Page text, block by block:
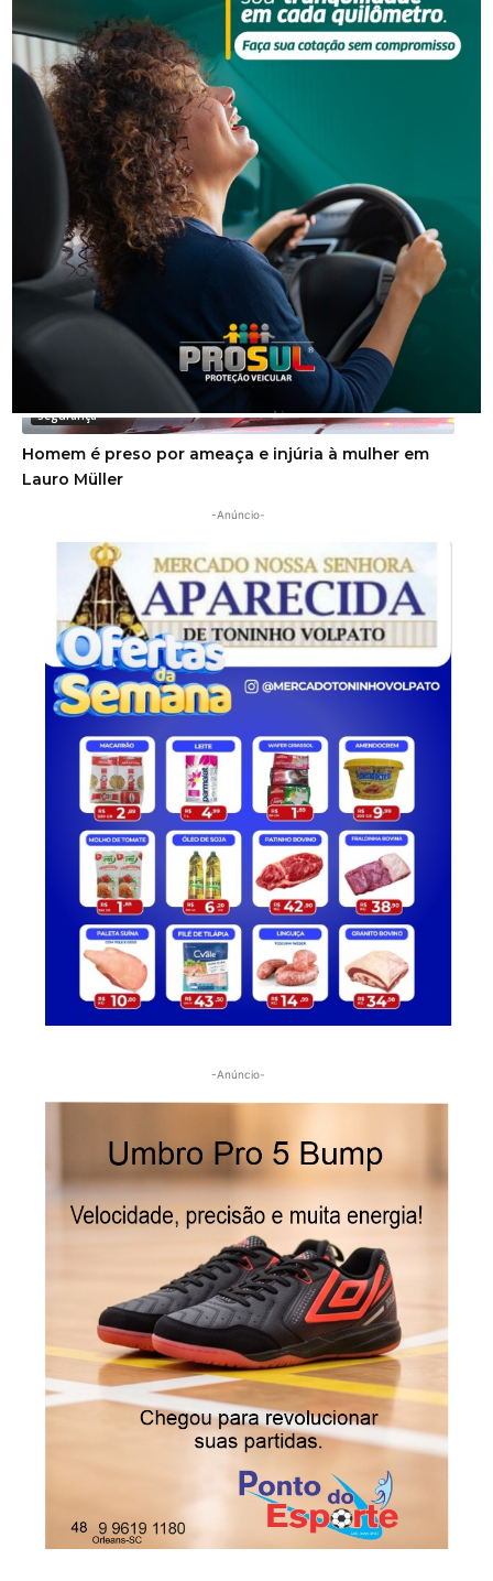
Segurança
Operação policial prende quatro pessoas por tráfico
e lavagem de dinheiro
Segurança
Homem é preso por ameaça e injúria à mulher em
Lauro Müller
-Anúncio-
-Anúncio-